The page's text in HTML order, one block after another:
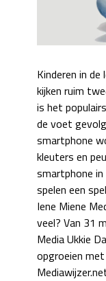
Kinderen in
kijken ruim
is het
de voet
smartphone
kleuters en
smartphone
spelen een
Iene Miene
veel? Van 31
Media Ukkie
opgroeien